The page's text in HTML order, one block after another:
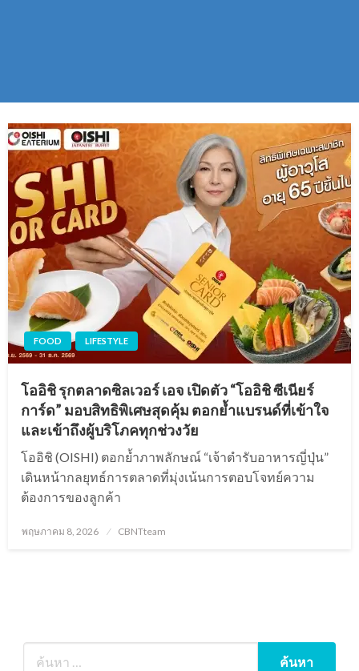
FOOD LIFESTYLE
โออิชิ รุกตลาดซิลเวอร์ เอจ เปิดตัว “โออิชิ ซีเนียร์
การ์ด” มอบสิทธิพิเศษสุดคุ้ม ตอกย้ำแบรนด์ที่เข้าใจ
และเข้าถึงผู้บริโภคทุกช่วงวัย
โออิชิ (OISHI) ตอกย้ำภาพลักษณ์ “เจ้าตำรับอาหารญี่ปุ่น”
เดินหน้ากลยุทธ์การตลาดที่มุ่งเน้นการตอบโจทย์ความ
ต้องการของลูกค้า
Posted
พฤษภาคม 8, 2026 CBNTteam